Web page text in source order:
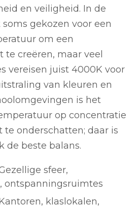
en veiligheid. In de
gekozen voor een
om een
te creëren, maar veel
vereisen juist 4000K voor
van kleuren en
is het
op concentratie
te onderschatten; daar is
de beste balans.
sfeer,
ontspanningsruimtes
klaslokalen,